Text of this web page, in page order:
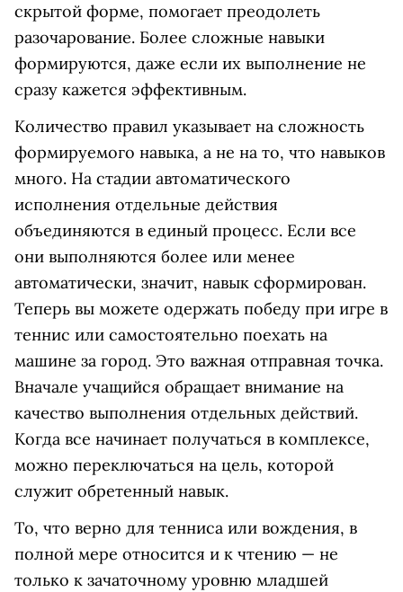
скрытой форме, помогает преодолеть
разочарование. Более сложные навыки
формируются, даже если их выполнение не
сразу кажется эффективным.
Количество правил указывает на сложность
формируемого навыка, а не на то, что навыков
много. На стадии автоматического
исполнения отдельные действия
объединяются в единый процесс. Если все
они выполняются более или менее
автоматически, значит, навык сформирован.
Теперь вы можете одержать победу при игре в
теннис или самостоятельно поехать на
машине за город. Это важная отправная точка.
Вначале учащийся обращает внимание на
качество выполнения отдельных действий.
Когда все начинает получаться в комплексе,
можно переключаться на цель, которой
служит обретенный навык.
То, что верно для тенниса или вождения, в
полной мере относится и к чтению — не
только к зачаточному уровню младшей